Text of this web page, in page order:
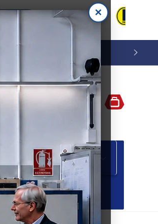
S P E C I A L E
Accedi Carrello
×